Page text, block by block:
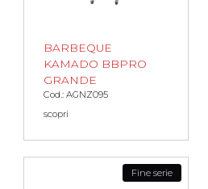
BARBEQUE
KAMADO BBPRO
GRANDE
Cod.: AGNZ095
scopri
Fine serie